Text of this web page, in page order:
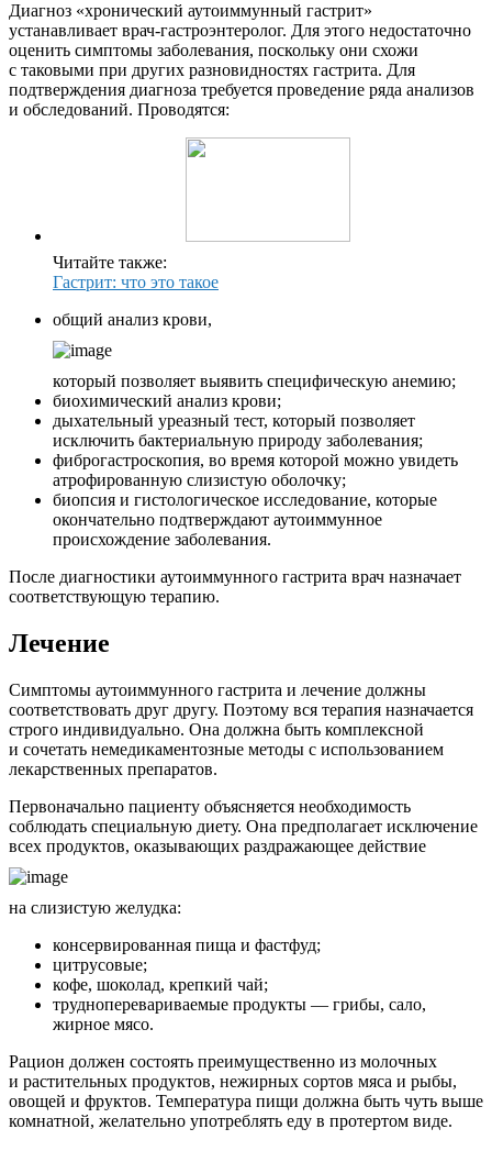
Диагноз «хронический аутоиммунный гастрит»
устанавливает врач-гастроэнтеролог. Для этого недостаточно
оценить симптомы заболевания, поскольку они схожи
с таковыми при других разновидностях гастрита. Для
подтверждения диагноза требуется проведение ряда анализов
и обследований. Проводятся:
Читайте также:
Гастрит: что это такое
общий анализ крови,
который позволяет выявить специфическую анемию;
биохимический анализ крови;
дыхательный уреазный тест, который позволяет
исключить бактериальную природу заболевания;
фиброгастроскопия, во время которой можно увидеть
атрофированную слизистую оболочку;
биопсия и гистологическое исследование, которые
окончательно подтверждают аутоиммунное
происхождение заболевания.
После диагностики аутоиммунного гастрита врач назначает
соответствующую терапию.
Лечение
Симптомы аутоиммунного гастрита и лечение должны
соответствовать друг другу. Поэтому вся терапия назначается
строго индивидуально. Она должна быть комплексной
и сочетать немедикаментозные методы с использованием
лекарственных препаратов.
Первоначально пациенту объясняется необходимость
соблюдать специальную диету. Она предполагает исключение
всех продуктов, оказывающих раздражающее действие
на слизистую желудка:
консервированная пища и фастфуд;
цитрусовые;
кофе, шоколад, крепкий чай;
трудноперевариваемые продукты — грибы, сало,
жирное мясо.
Рацион должен состоять преимущественно из молочных
и растительных продуктов, нежирных сортов мяса и рыбы,
овощей и фруктов. Температура пищи должна быть чуть выше
комнатной, желательно употреблять еду в протертом виде.